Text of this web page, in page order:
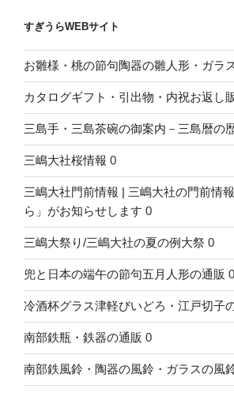
すぎうらWEBサイト
お雛様・桃の節句陶器の雛人形・ガラ
カタログギフト・引出物・内祝お返し
三島手・三島茶碗の御案内－三島暦の
三嶋大社桜情報 0
三嶋大社門前情報 | 三嶋大社の門前情
ら」がお知らせします 0
三嶋大祭り/三嶋大社の夏の例大祭 0
兜と日本の端午の節句五月人形の通販 0
冷酒杯グラス津軽びいどろ・江戸切子
南部鉄瓶・鉄器の通販 0
南部鉄風鈴・陶器の風鈴・ガラスの風